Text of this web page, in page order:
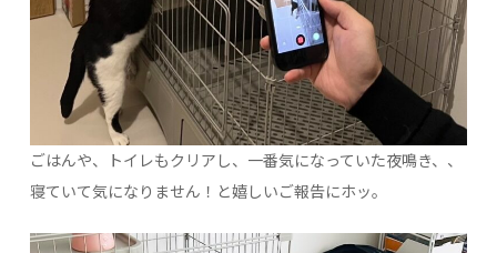
ごはんや、トイレもクリアし、一番気になっていた夜鳴き、、
寝ていて気になりません！と嬉しいご報告にホッ。